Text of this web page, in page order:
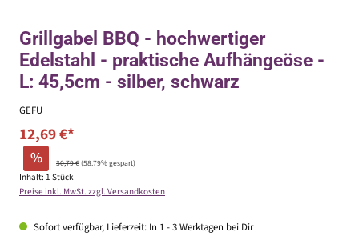
Grillgabel BBQ - hochwertiger
Edelstahl - praktische Aufhängeöse -
L: 45,5cm - silber, schwarz
GEFU
12,69 €*
% 30,79 €(58.79% gespart)
Inhalt: 1 Stück
Preise inkl. MwSt. zzgl. Versandkosten
Sofort verfügbar, Lieferzeit: In 1 - 3 Werktagen bei Dir